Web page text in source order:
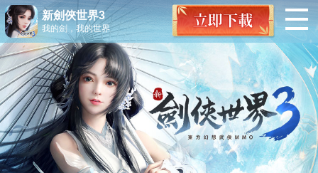
新劍俠世界3
我的劍，我的世界